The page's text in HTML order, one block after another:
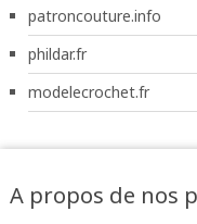
patroncouture.info
phildar.fr
modelecrochet.fr
A propos de nos